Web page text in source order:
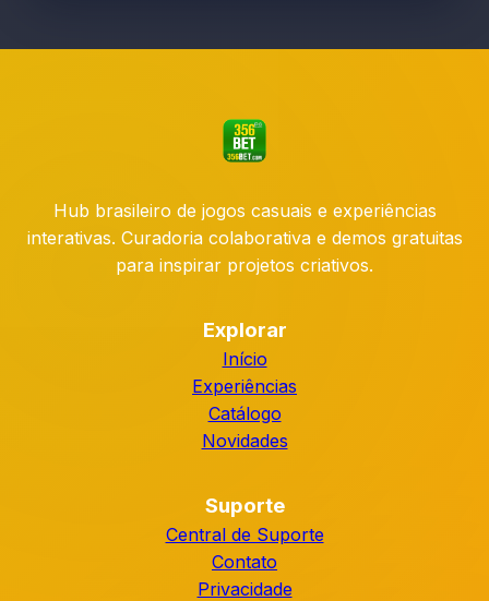
Hub brasileiro de jogos casuais e experiências
interativas. Curadoria colaborativa e demos gratuitas
para inspirar projetos criativos.
Explorar
Início
Experiências
Catálogo
Novidades
Suporte
Central de Suporte
Contato
Privacidade